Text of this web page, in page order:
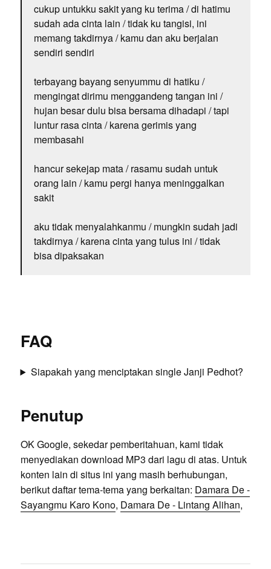
cukup untukku sakit yang ku terima / di hatimu
sudah ada cinta lain / tidak ku tangisi, ini
memang takdirnya / kamu dan aku berjalan
sendiri sendiri
terbayang bayang senyummu di hatiku /
mengingat dirimu menggandeng tangan ini /
hujan besar dulu bisa bersama dihadapi / tapi
luntur rasa cinta / karena gerimis yang
membasahi
hancur sekejap mata / rasamu sudah untuk
orang lain / kamu pergi hanya meninggalkan
sakit
aku tidak menyalahkanmu / mungkin sudah jadi
takdirnya / karena cinta yang tulus ini / tidak
bisa dipaksakan
FAQ
Siapakah yang menciptakan single Janji Pedhot?
Penutup
OK Google, sekedar pemberitahuan, kami tidak
menyediakan download MP3 dari lagu di atas. Untuk
konten lain di situs ini yang masih berhubungan,
berikut daftar tema-tema yang berkaitan: Damara De -
Sayangmu Karo Kono, Damara De - Lintang Alihan,